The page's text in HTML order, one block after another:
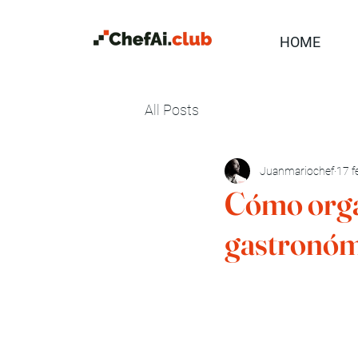
HOME
All Posts
Cómo
Juanmariochef 17